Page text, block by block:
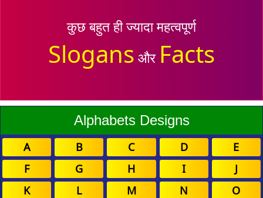
कुछ बहुत ही ज्यादा महत्वपूर्ण
Slogans और Facts
Alphabets Designs
A B C D
E
F
G H I
J
K
L M N
O